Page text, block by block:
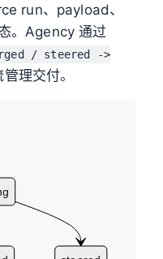
run、payload、
。Agency 通过
/ steered ->
理交付。